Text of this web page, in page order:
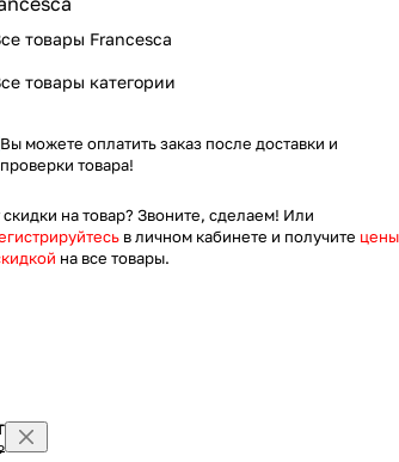
товары Francesca
товары категории
Вы можете оплатить заказ после доставки и
проверки товара!
скидки на товар? Звоните, сделаем! Или
в личном кабинете и получите цены
на все товары.